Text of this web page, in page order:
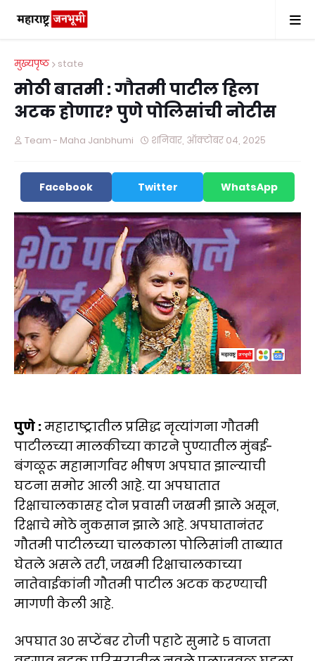
मुख्यपृष्ठ state
मोठी बातमी : गौतमी पाटील हिला
अटक होणार? पुणे पोलिसांची नोटीस
Team - Maha Janbhumi शनिवार, ऑक्टोबर ०४, २०२५
Facebook Twitter WhatsApp
पुणे :महाराष्ट्रातील प्रसिद्ध नृत्यांगना गौतमी
पाटीलच्या मालकीच्या कारने पुण्यातील मुंबई-
बंगळूरू महामार्गावर भीषण अपघात झाल्याची
घटना समोर आली आहे. या अपघातात
रिक्षाचालकासह दोन प्रवासी जखमी झाले असून,
रिक्षाचे मोठे नुकसान झाले आहे. अपघातानंतर
गौतमी पाटीलच्या चालकाला पोलिसांनी ताब्यात
घेतले असले तरी, जखमी रिक्षाचालकाच्या
नातेवाईकांनी गौतमी पाटील अटक करण्याची
मागणी केली आहे.
अपघात ३० सप्टेंबर रोजी पहाटे सुमारे ५ वाजता